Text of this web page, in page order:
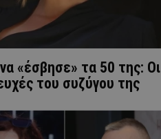
«έσβησε» τα 50 της: Οι
του συζύγου της